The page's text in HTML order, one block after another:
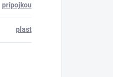
prípojkou
plast